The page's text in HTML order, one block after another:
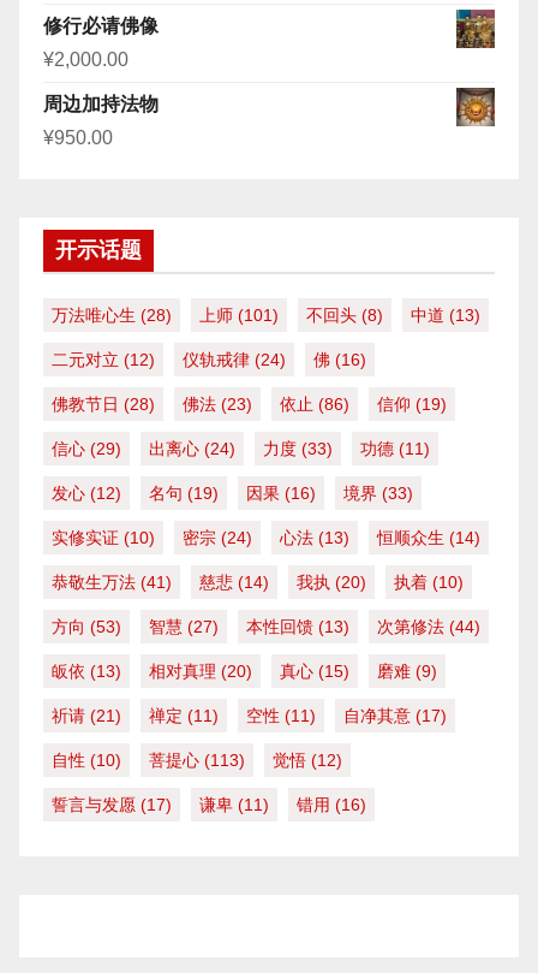
修行必请佛像
¥2,000.00
周边加持法物
¥950.00
开示话题
万法唯心生 (28) 上师 (101) 不回头 (8) 中道 (13)
二元对立 (12) 仪轨戒律 (24) 佛 (16)
佛教节日 (28) 佛法 (23) 依止 (86) 信仰 (19)
信心 (29) 出离心 (24) 力度 (33) 功德 (11)
发心 (12) 名句 (19) 因果 (16) 境界 (33)
实修实证 (10) 密宗 (24) 心法 (13) 恒顺众生 (14)
恭敬生万法 (41) 慈悲 (14) 我执 (20) 执着 (10)
方向 (53) 智慧 (27) 本性回馈 (13) 次第修法 (44)
皈依 (13) 相对真理 (20) 真心 (15) 磨难 (9)
祈请 (21) 禅定 (11) 空性 (11) 自净其意 (17)
自性 (10) 菩提心 (113) 觉悟 (12)
誓言与发愿 (17) 谦卑 (11) 错用 (16)